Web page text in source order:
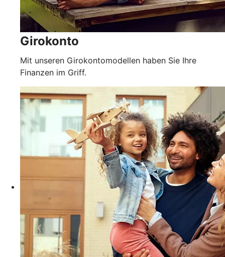
Girokonto
Mit unseren Girokontomodellen haben Sie Ihre
Finanzen im Griff.